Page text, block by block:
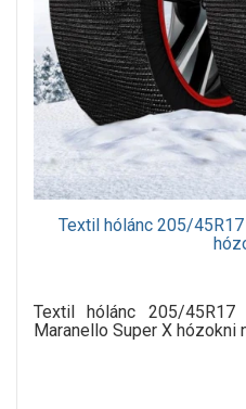
Textil hólánc 205/
Textil hólánc 205/45R17
Maranello Super X hózokni